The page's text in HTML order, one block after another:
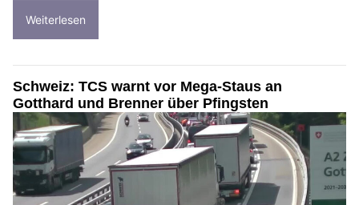
Weiterlesen
Schweiz: TCS warnt vor Mega-Staus an
Gotthard und Brenner über Pfingsten